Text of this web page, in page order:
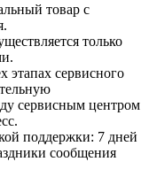
товар с
только
этапах сервисного
сервисным центром
поддержки: 7 дней
сообщения